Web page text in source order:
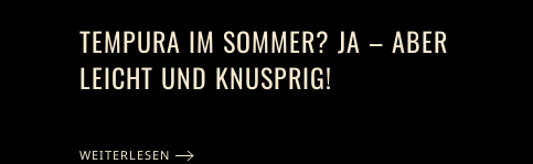
TEMPURA IM SOMMER? JA – ABER
LEICHT UND KNUSPRIG!
WEITERLESEN